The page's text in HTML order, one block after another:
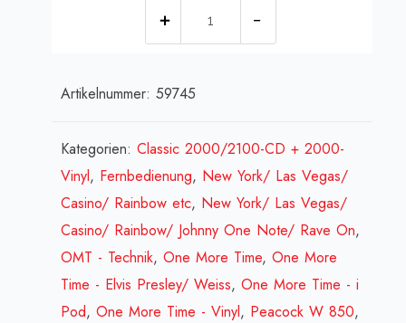
K99
Verstärker[:en]IR-
transmitter
for
K99
amp.
[:fr]IR-
émetteur
Artikelnummer:59745
Kategorien:Classic 2000/2100-CD + 2000-
Vinyl, Fernbedienung, New York/ Las Vegas/
Casino/ Rainbow etc, New York/ Las Vegas/
Casino/ Rainbow/ Johnny One Note/ Rave On,
OMT - Technik,One More Time,One More
Time - Elvis Presley/ Weiss,One More Time - i
Pod,One More Time - Vinyl, Peacock W 850,